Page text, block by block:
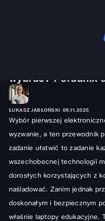
Laptopy
wybrać? Poradnik
ŁUKASZ JABŁOŃSKI 09.11.2025
Wybór pierwszej
wyzwanie, a ten przewodnik
zadanie ułatwić to zadanie
wszechobecnej technologii
dorosłych korzystających z
naśladować. Zanim jednak
doskonałym i bezpiecznym
właśnie laptopy edukacyjne.